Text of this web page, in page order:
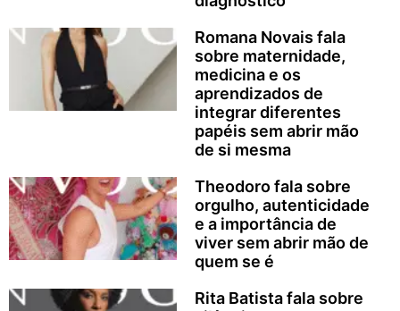
Romana Novais fala
sobre maternidade,
medicina e os
aprendizados de
integrar diferentes
papéis sem abrir mão
de si mesma
Theodoro fala sobre
orgulho, autenticidade
e a importância de
viver sem abrir mão de
quem se é
Rita Batista fala sobre